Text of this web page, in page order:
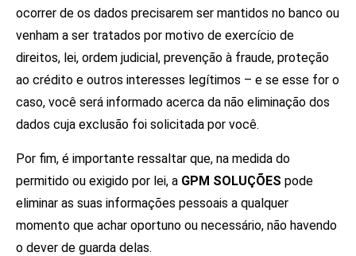
ocorrer de os dados precisarem ser mantidos no banco ou
venham a ser tratados por motivo de exercício de
direitos, lei, ordem judicial, prevenção à fraude, proteção
ao crédito e outros interesses legítimos – e se esse for o
caso, você será informado acerca da não eliminação dos
dados cuja exclusão foi solicitada por você.
Por fim, é importante ressaltar que, na medida do
permitido ou exigido por lei, a GPM SOLUÇÕES pode
eliminar as suas informações pessoais a qualquer
momento que achar oportuno ou necessário, não havendo
o dever de guarda delas.